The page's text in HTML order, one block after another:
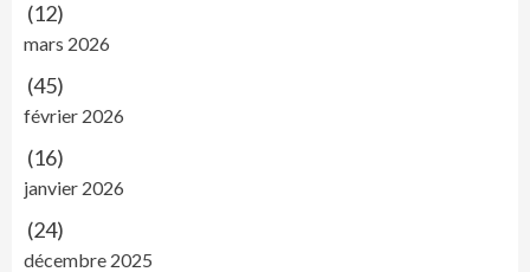
(12)
mars 2026
(45)
février 2026
(16)
janvier 2026
(24)
décembre 2025